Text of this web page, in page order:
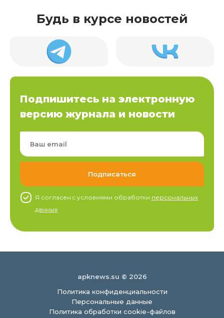
Будь в курсе новостей
Подпишитесь на электронную
версию журнала и новости
Я согласен c условиями обработки персональных
данных
apknews.su © 2026
Политика конфиденциальности
Персональные данные
Политика обработки cookie-файлов